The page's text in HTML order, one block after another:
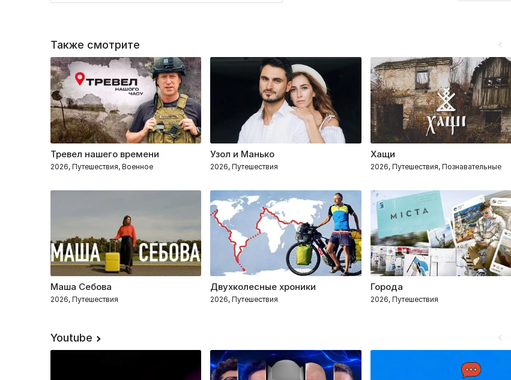
Также смотрите
Тревел нашего времени
2026, Путешествия, Военное
Узол и Манько
2026, Путешествия
Хащи
2026, Путешествия, Познавательные
Маша Себова
2026, Путешествия
Двухколесные хроники
2026, Путешествия
Города
2026, Путешествия
Youtube